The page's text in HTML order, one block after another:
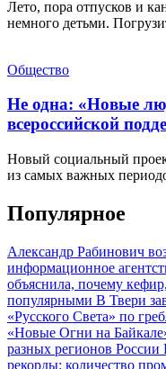
Лето, пора отпусков и
немного детьми.
Общество
Не одна: «Новые
всероссийской
Новый социальный
из самых важных
Популярное
Александр Рабинович
информационное
объяснила, почему
популярными В Твери
«Русского Света» по
«Новые Огни на
разных регионов России
рекорды: количество